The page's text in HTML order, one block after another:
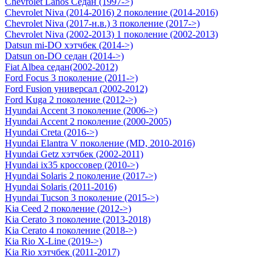
Chevrolet Niva (2014-2016) 2 поколение (2014-2016)
Chevrolet Niva (2017-н.в.) 3 поколение (2017->)
Chevrolet Niva (2002-2013) 1 поколение (2002-2013)
Datsun mi-DO хэтчбек (2014->)
Datsun on-DO седан (2014->)
Fiat Albea седан(2002-2012)
Ford Focus 3 поколение (2011->)
Ford Fusion универсал (2002-2012)
Ford Kuga 2 поколение (2012->)
Hyundai Accent 3 поколение (2006->)
Hyundai Accent 2 поколение (2000-2005)
Hyundai Creta (2016->)
Hyundai Elantra V поколение (MD, 2010-2016)
Hyundai Getz хэтчбек (2002-2011)
Hyundai ix35 кроссовер (2010->)
Hyundai Solaris 2 поколение (2017->)
Hyundai Solaris (2011-2016)
Hyundai Tucson 3 поколение (2015->)
Kia Ceed 2 поколение (2012->)
Kia Cerato 3 поколение (2013-2018)
Kia Cerato 4 поколение (2018->)
Kia Rio X-Line (2019->)
Kia Rio хэтчбек (2011-2017)